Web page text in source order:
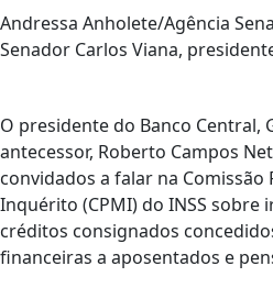
Andressa Anholete/Agência
Senador Carlos Viana,
O presidente do Banco Central,
antecessor, Roberto Campos
convidados a falar na
Inquérito (CPMI) do INSS sobre
créditos consignados
financeiras a aposentados e